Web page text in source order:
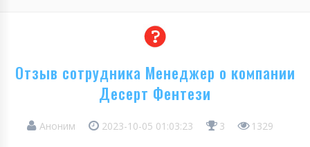
Отзыв сотрудника Менеджер о компании
Десерт Фентези
Аноним 2023-10-05 01:03:23 3 1329